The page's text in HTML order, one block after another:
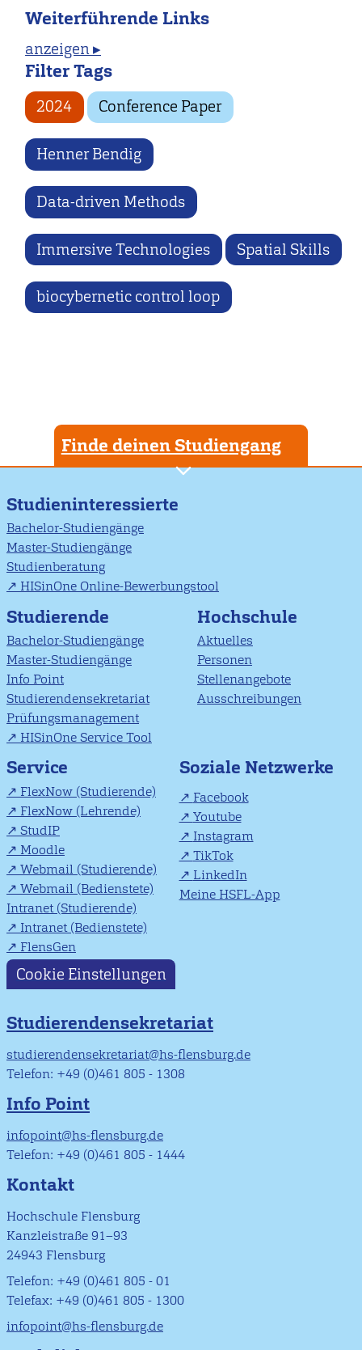
Weiterführende Links
anzeigen ▸
Filter Tags
2024 Conference Paper
Henner Bendig
Data-driven Methods
Immersive Technologies Spatial Skills
biocybernetic control loop
Finde deinen Studiengang
Studieninteressierte
Bachelor-Studiengänge
Master-Studiengänge
Studienberatung
HISinOne Online-Bewerbungstool
Studierende
Bachelor-Studiengänge
Master-Studiengänge
Info Point
Studierendensekretariat
Prüfungsmanagement
HISinOne Service Tool
Hochschule
Aktuelles
Personen
Stellenangebote
Ausschreibungen
Service
FlexNow (Studierende)
FlexNow (Lehrende)
StudIP
Moodle
Webmail (Studierende)
Webmail (Bedienstete)
Intranet (Studierende)
Intranet (Bedienstete)
FlensGen
Soziale Netzwerke
Facebook
Youtube
Instagram
TikTok
LinkedIn
Meine HSFL-App
Cookie Einstellungen
Studierendensekretariat
studierendensekretariat@hs-flensburg.de
Telefon: +49 (0)461 805 - 1308
Info Point
infopoint@hs-flensburg.de
Telefon: +49 (0)461 805 - 1444
Kontakt
Hochschule Flensburg
Kanzleistraße 91–93
24943 Flensburg
Telefon: +49 (0)461 805 - 01
Telefax: +49 (0)461 805 - 1300
infopoint@hs-flensburg.de